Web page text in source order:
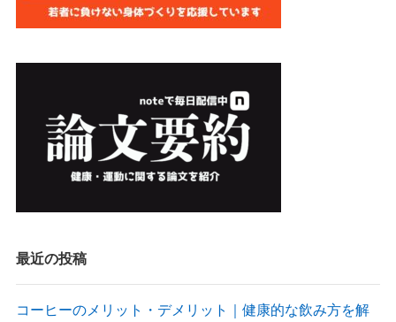
最近の投稿
コーヒーのメリット・デメリット｜健康的な飲み方を解